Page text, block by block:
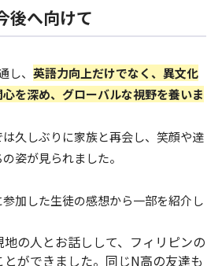
後へ向けて
、 英語力向上だけでなく、異文化
を深め、グローバルな視野を養いま
久しぶりに家族と再会し、笑顔や達
姿が見られました。
加した生徒の感想から一部を紹介し
地の人とお話しして、フィリピンの
とができました。同じN高の友達も